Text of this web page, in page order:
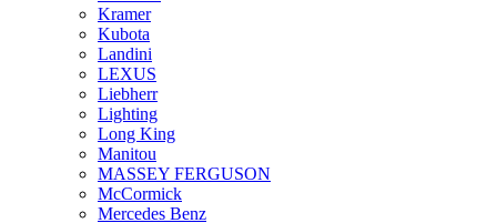
Kramer
Kubota
Landini
LEXUS
Liebherr
Lighting
Long King
Manitou
MASSEY FERGUSON
McCormick
Mercedes Benz